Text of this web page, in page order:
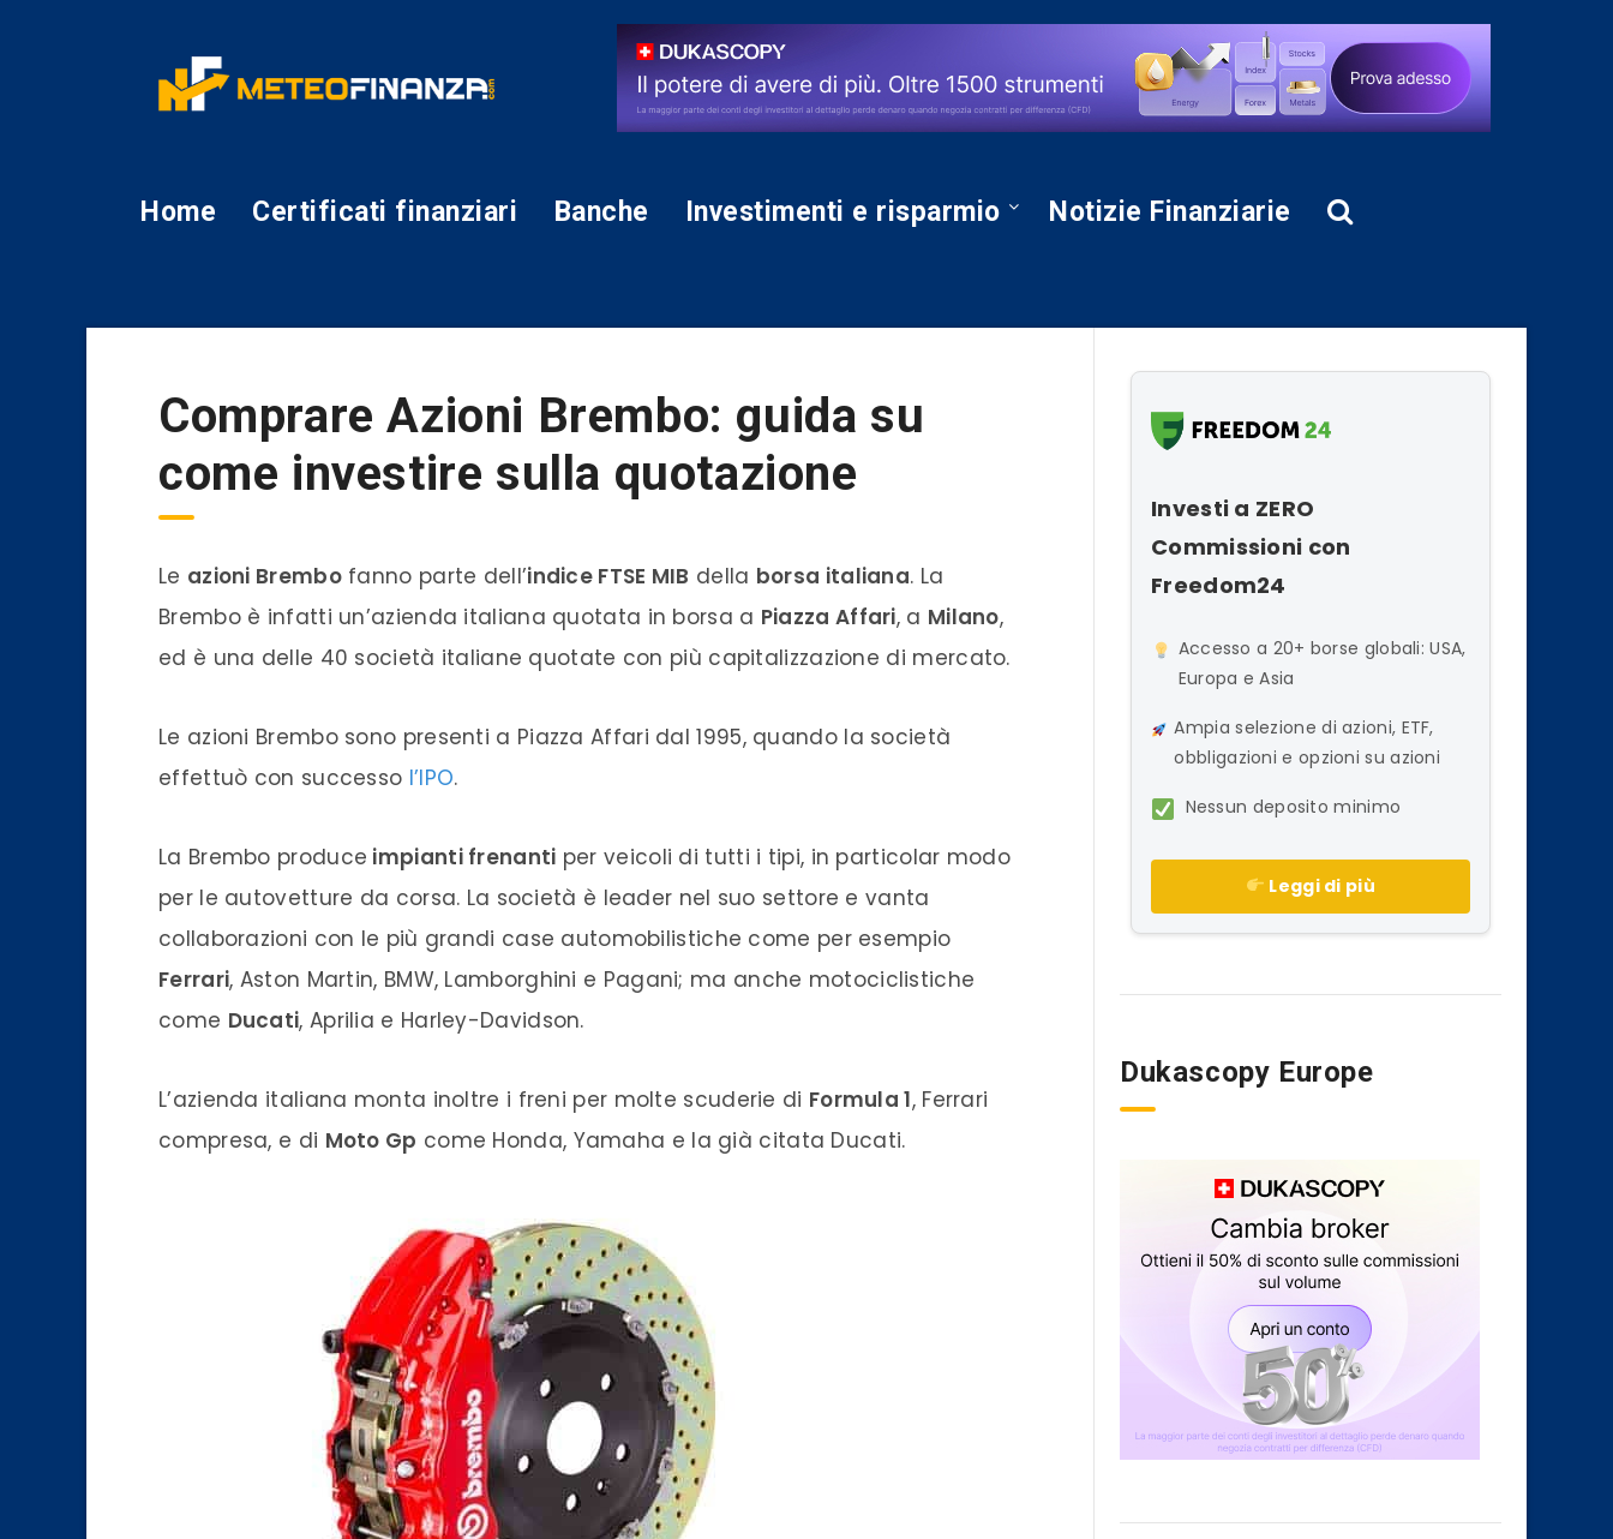
Home Certificati finanziari Banche Investimenti e risparmio Notizie Finanziarie
Comprare Azioni Brembo: guida su
come investire sulla quotazione
Le azioni Brembofanno parte dell’indice FTSE MIB della borsa italiana. La
Bremboè infatti un’azienda italiana quotata in borsa a Piazza Affari, a Milano,
ed è una delle 40 società italiane quotate con più capitalizzazione di mercato.
Le azioni Brembosono presenti a Piazza Affari dal 1995, quando la società
effettuò con successo l’IPO.
La Brembo produce impianti frenanti per veicoli di tutti i tipi, in particolar modo
per le autovetture da corsa. La società è leader nel suo settore e vanta
collaborazioni con le più grandi case automobilistiche come per esempio
Ferrari, Aston Martin, BMW, Lamborghini e Pagani; ma anche motociclistiche
come Ducati, Aprilia e Harley-Davidson.
L’azienda italiana monta inoltre i freni per molte scuderie di Formula 1, Ferrari
compresa, e di Moto Gp come Honda, Yamaha e la già citata Ducati.
Investi a ZERO
Commissioni con
Freedom24
Accesso a 20+ borse globali: USA,
Europa e Asia
Ampia selezione di azioni, ETF,
obbligazioni e opzioni su azioni
Nessun deposito minimo
Leggi di più
Dukascopy Europe